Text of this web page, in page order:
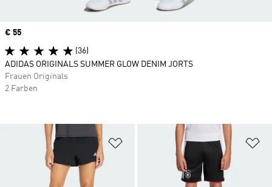
Zur Wunschliste hinzufügen
Price
€ 55
(36)
ADIDAS ORIGINALS SUMMER GLOW DENIM JORTS
Frauen Originals
2 Farben